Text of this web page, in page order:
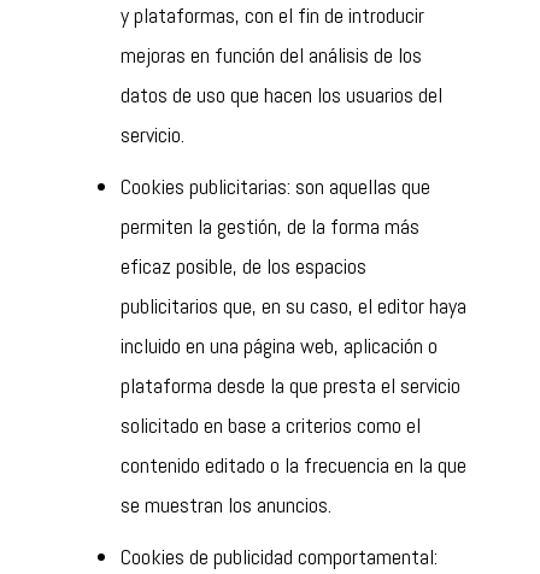
y plataformas, con el fin de introducir
mejoras en función del análisis de los
datos de uso que hacen los usuarios del
servicio.
Cookies publicitarias: son aquellas que
permiten la gestión, de la forma más
eficaz posible, de los espacios
publicitarios que, en su caso, el editor haya
incluido en una página web, aplicación o
plataforma desde la que presta el servicio
solicitado en base a criterios como el
contenido editado o la frecuencia en la que
se muestran los anuncios.
Cookies de publicidad comportamental: